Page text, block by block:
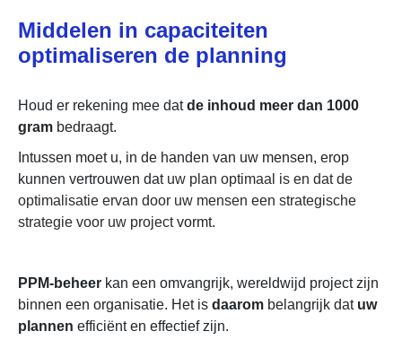
Middelen in capaciteiten
optimaliseren de planning
Houd er rekening mee datde inhoud meer dan 1000
gram bedraagt.
Intussen moet u, in de handen van uw mensen, erop
kunnen vertrouwen dat uw plan optimaal is en dat de
optimalisatie ervan door uw mensen een strategische
strategie voor uw projectvormt.
PPM-beheer kan een omvangrijk, wereldwijd project zijn
binnen een organisatie. Het is daarom belangrijk dat uw
plannen efficiënt en effectief zijn.